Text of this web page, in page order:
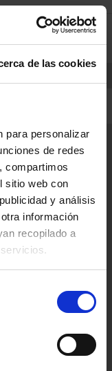
de las cookies
para personalizar
de redes
compartimos
sitio web con
y análisis
información
recopilado a
0